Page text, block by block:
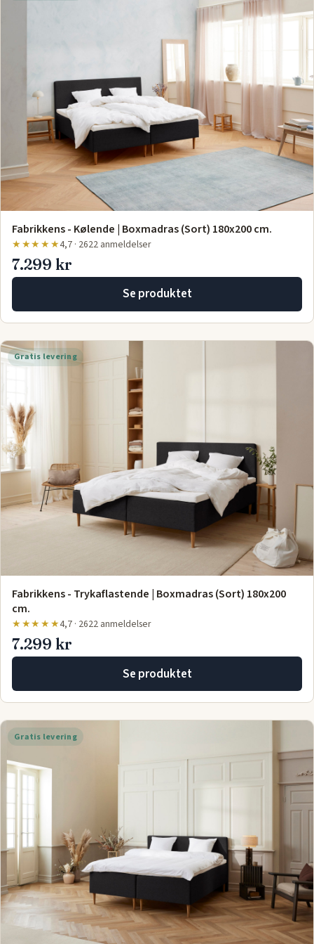
Fabrikkens - Kølende | Boxmadras (Sort) 180x200 cm.
★★★★★4,7 · 2622 anmeldelser
7.299 kr
Se produktet
Gratis levering
Fabrikkens - Trykaflastende | Boxmadras (Sort) 180x200
cm.
★★★★★4,7 · 2622 anmeldelser
7.299 kr
Se produktet
Gratis levering